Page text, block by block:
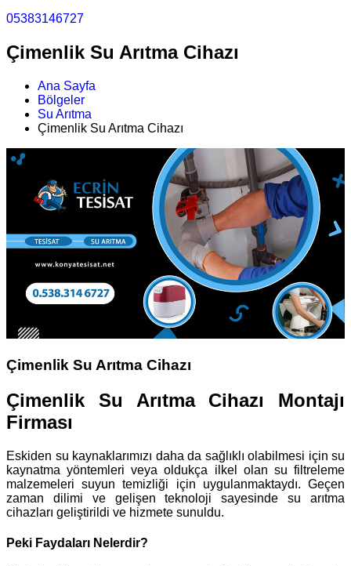
05383146727
Çimenlik Su Arıtma Cihazı
Ana Sayfa
Bölgeler
Su Arıtma
Çimenlik Su Arıtma Cihazı
Çimenlik Su Arıtma Cihazı
Çimenlik Su Arıtma Cihazı Montajı
Firması
Eskiden su kaynaklarımızı daha da sağlıklı olabilmesi için su
kaynatma yöntemleri veya oldukça ilkel olan su filtreleme
malzemeleri suyun temizliği için uygulanmaktaydı. Geçen
zaman dilimi ve gelişen teknoloji sayesinde su arıtma
cihazları geliştirildi ve hizmete sunuldu.
Peki Faydaları Nelerdir?